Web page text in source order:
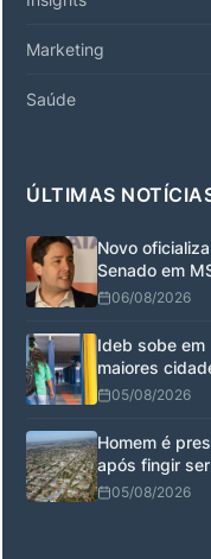
Marketing
Saúde
ÚLTIMAS
Novo
Senado em
06/08/2026
Ideb sobe em
maiores
05/08/2026
Homem é
após fingir
05/08/2026